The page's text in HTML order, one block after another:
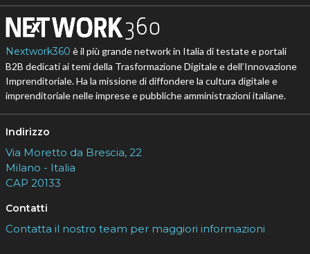
Nextwork360 è il più grande network in Italia di testate e portali
B2B dedicati ai temi della Trasformazione Digitale e dell’Innovazione
Imprenditoriale. Ha la missione di diffondere la cultura digitale e
imprenditoriale nelle imprese e pubbliche amministrazioni italiane.
Indirizzo
Via Moretto da Brescia, 22
Milano - Italia
CAP 20133
Contatti
Contatta il nostro team per maggiori informazioni